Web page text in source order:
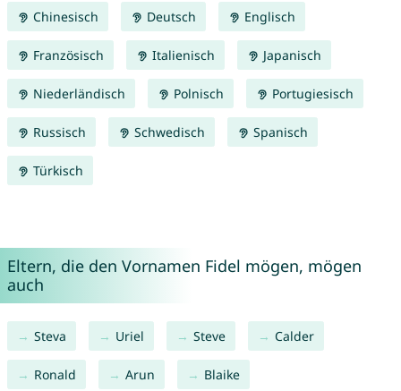
Chinesisch Deutsch Englisch
Französisch Italienisch Japanisch
Niederländisch Polnisch Portugiesisch
Russisch Schwedisch Spanisch
Türkisch
Eltern, die den Vornamen Fidel mögen, mögen
auch
Steva Uriel Steve Calder
Ronald Arun Blaike